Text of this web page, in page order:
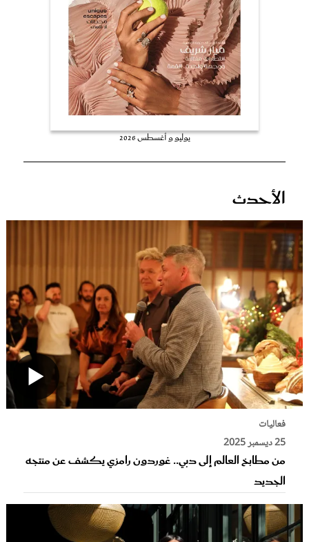
يوليو و أغسطس 2026
الأحدث
فعاليات
25 ديسمبر 2025
من مطابخ العالم إلى دبي.. غوردون رامزي يكشف عن منتجه
الجديد
غلاف رفمي